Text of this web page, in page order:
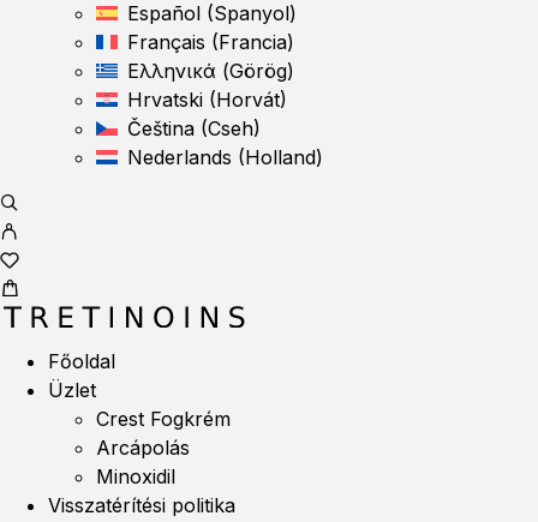
Español (Spanyol)
Français (Francia)
Ελληνικά (Görög)
Hrvatski (Horvát)
Čeština (Cseh)
Nederlands (Holland)
Főoldal
Üzlet
Crest Fogkrém
Arcápolás
Minoxidil
Visszatérítési politika